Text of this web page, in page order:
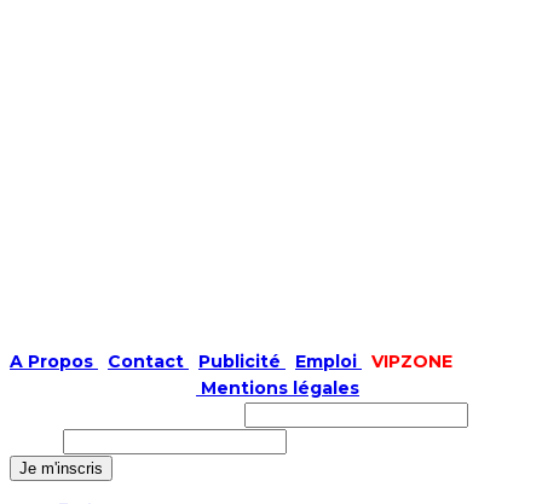
A Propos Contact Publicité Emploi
VIPZONE
Mentions légales